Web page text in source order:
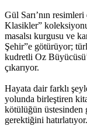
Gül Sarı’nın
Klasikler”
masalsı kurgusu ve
Şehir”e götürüyor;
kudretli Oz
çıkarıyor.
Hayata dair farklı
yolunda birleştiren
kötülüğün
gerektiğini hatırlatıyor.